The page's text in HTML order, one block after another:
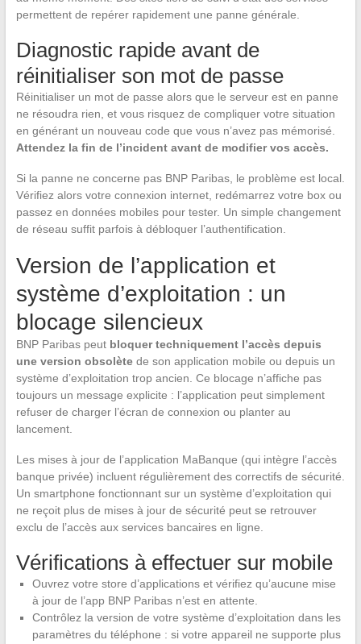
permettent de repérer rapidement une panne générale.
Diagnostic rapide avant de
réinitialiser son mot de passe
Réinitialiser un mot de passe alors que le serveur est en panne
ne résoudra rien, et vous risquez de compliquer votre situation
en générant un nouveau code que vous n’avez pas mémorisé.
Attendez la fin de l’incident avant de modifier vos accès.
Si la panne ne concerne pas BNP Paribas, le problème est local.
Vérifiez alors votre connexion internet, redémarrez votre box ou
passez en données mobiles pour tester. Un simple changement
de réseau suffit parfois à débloquer l’authentification.
Version de l’application et
système d’exploitation : un
blocage silencieux
BNP Paribas peut bloquer techniquement l’accès depuis
une version obsolètede son application mobile ou depuis un
système d’exploitation trop ancien. Ce blocage n’affiche pas
toujours un message explicite : l’application peut simplement
refuser de charger l’écran de connexion ou planter au
lancement.
Les mises à jour de l’application MaBanque (qui intègre l’accès
banque privée) incluent régulièrement des correctifs de sécurité.
Un smartphone fonctionnant sur un système d’exploitation qui
ne reçoit plus de mises à jour de sécurité peut se retrouver
exclu de l’accès aux services bancaires en ligne.
Vérifications à effectuer sur mobile
Ouvrez votre store d’applications et vérifiez qu’aucune mise
à jour de l’app BNP Paribas n’est en attente.
Contrôlez la version de votre système d’exploitation dans les
paramètres du téléphone : si votre appareil ne supporte plus